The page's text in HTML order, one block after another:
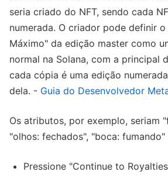
seria criado do NFT, sendo cada
numerada. O criador pode definir o
Máximo" da edição master como
normal na Solana, com a principal
cada cópia é uma edição
dela. - Guia do Desenvolvedor
Os atributos, por exemplo, seriam
"olhos: fechados", "boca: fumando"
Pressione "Continue to